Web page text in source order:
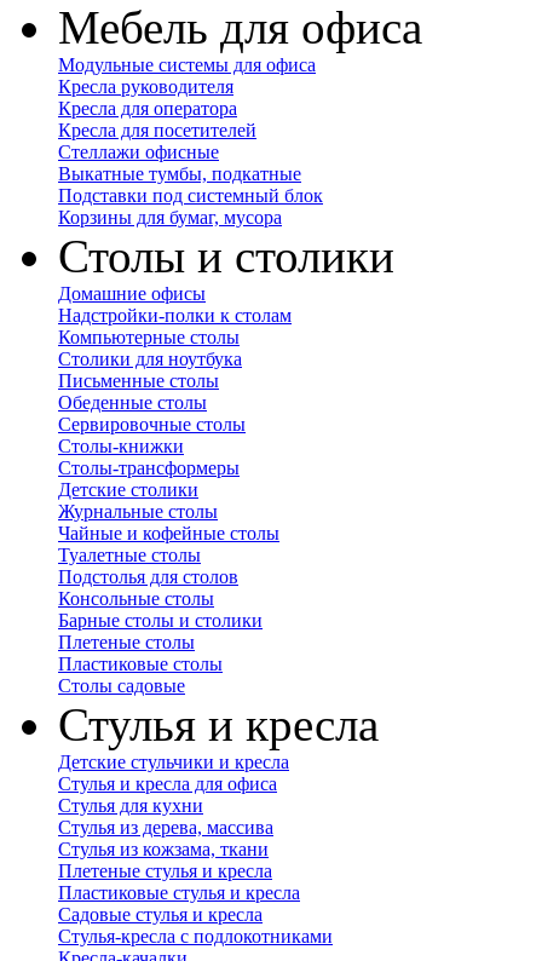
Мебель для офиса
Модульные системы для офиса
Кресла руководителя
Кресла для оператора
Кресла для посетителей
Стеллажи офисные
Выкатные тумбы, подкатные
Подставки под системный блок
Корзины для бумаг, мусора
Столы и столики
Домашние офисы
Надстройки-полки к столам
Компьютерные столы
Столики для ноутбука
Письменные столы
Обеденные столы
Сервировочные столы
Столы-книжки
Столы-трансформеры
Детские столики
Журнальные столы
Чайные и кофейные столы
Туалетные столы
Подстолья для столов
Консольные столы
Барные столы и столики
Плетеные столы
Пластиковые столы
Столы садовые
Стулья и кресла
Детские стульчики и кресла
Стулья и кресла для офиса
Стулья для кухни
Стулья из дерева, массива
Стулья из кожзама, ткани
Плетеные стулья и кресла
Пластиковые стулья и кресла
Садовые стулья и кресла
Стулья-кресла с подлокотниками